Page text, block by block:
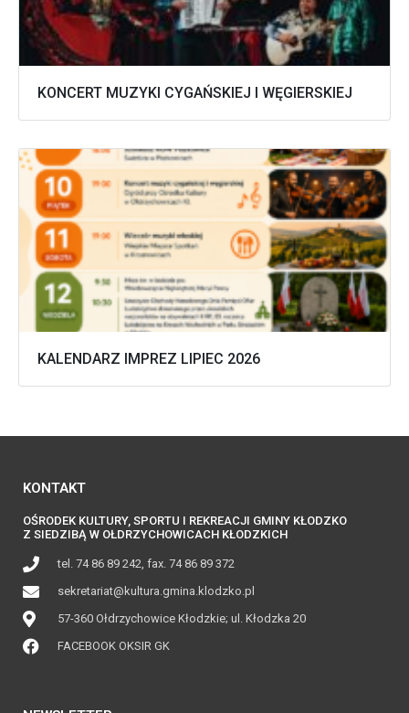
KONCERT MUZYKI CYGAŃSKIEJ I WĘGIERSKIEJ
KALENDARZ IMPREZ LIPIEC 2026
KONTAKT
OŚRODEK KULTURY, SPORTU I REKREACJI GMINY KŁODZKO
Z SIEDZIBĄ W OŁDRZYCHOWICACH KŁODZKICH
tel. 74 86 89 242, fax. 74 86 89 372
sekretariat@kultura.gmina.klodzko.pl
57-360 Ołdrzychowice Kłodzkie; ul. Kłodzka 20
FACEBOOK OKSIR GK